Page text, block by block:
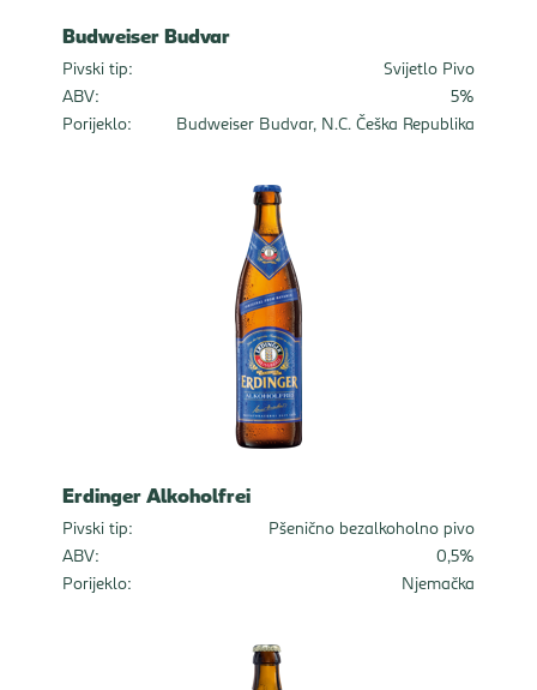
Budweiser Budvar
Pivski tip:
Svijetlo Pivo
ABV:
5%
Porijeklo:
Budweiser Budvar, N.C. Češka Republika
Erdinger Alkoholfrei
Pivski tip:
Pšenično bezalkoholno pivo
ABV:
0,5%
Porijeklo:
Njemačka